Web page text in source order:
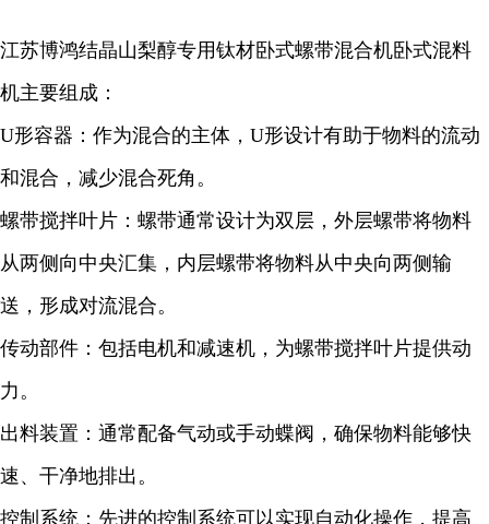
江苏博鸿结晶山梨醇专用钛材卧式螺带混合机卧式混料
机主要组成：
U形容器：作为混合的主体，U形设计有助于物料的流动
和混合，减少混合死角。
螺带搅拌叶片：螺带通常设计为双层，外层螺带将物料
从两侧向中央汇集，内层螺带将物料从中央向两侧输
送，形成对流混合。
传动部件：包括电机和减速机，为螺带搅拌叶片提供动
力。
出料装置：通常配备气动或手动蝶阀，确保物料能够快
速、干净地排出。
控制系统：先进的控制系统可以实现自动化操作，提高